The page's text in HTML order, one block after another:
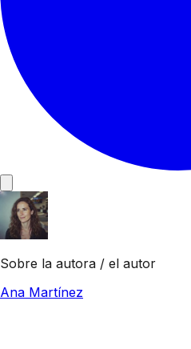
Sobre la autora / el autor
Ana Martínez